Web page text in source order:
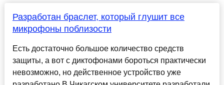
Разработан браслет, который глушит все
микрофоны поблизости
Есть достаточно большое количество средств
защиты, а вот с диктофонами бороться практически
невозможно, но действенное устройство уже